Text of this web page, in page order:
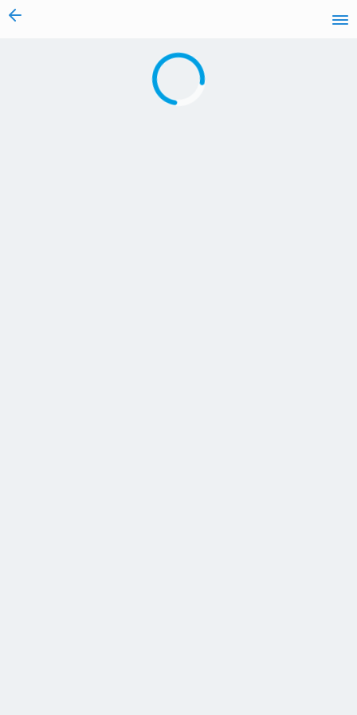
vai al contenuto
Caricamento in corso...